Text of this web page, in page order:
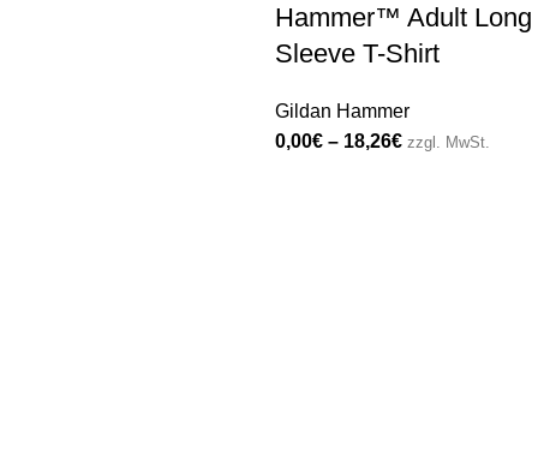
Hammer™ Adult Long
Sleeve T-Shirt
Gildan Hammer
0,00€ – 18,26€ zzgl. MwSt.